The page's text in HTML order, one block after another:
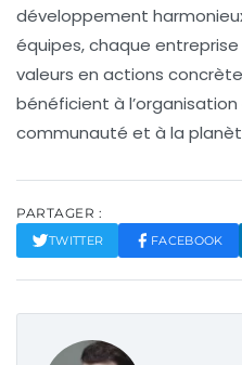
développement
équipes, chaque
valeurs en actions
bénéficient à
communauté et à la
PARTAGER :
TWITTER FACEBOOK